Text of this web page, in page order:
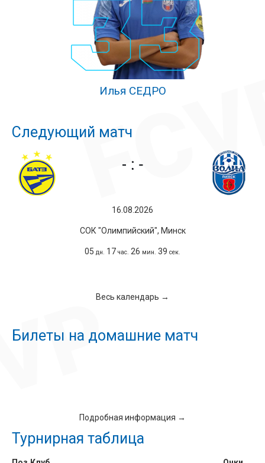
Илья СЕДРО
Следующий матч
16.08.2026
СОК "Олимпийский", Минск
05 дн. 17 час. 26 мин. 39 сек.
Весь календарь →
Билеты на домашние матч
Подробная информация →
Турнирная таблица